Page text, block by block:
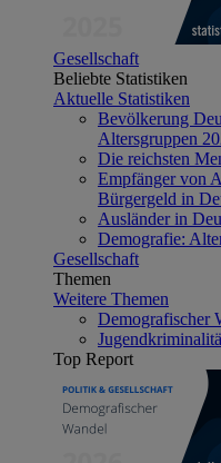
Gesellschaft
Beliebte Statistiken
Aktuelle Statistiken
Bevölkerung
Altersgruppen
Die reichsten
Empfänger von
Bürgergeld in
Ausländer in
Demografie:
Gesellschaft
Themen
Weitere Themen
Demografischer
Top Report